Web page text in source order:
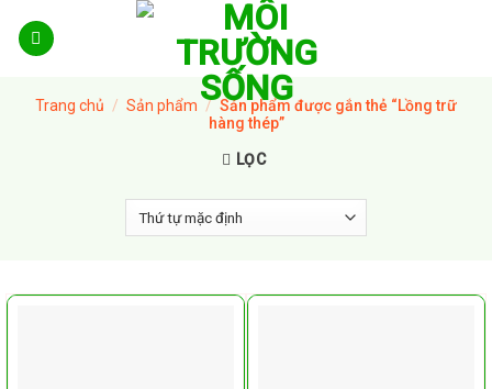
Trang chủ / Sản phẩm / Sản phẩm được gắn thẻ “Lồng trữ
hàng thép”
LỌC